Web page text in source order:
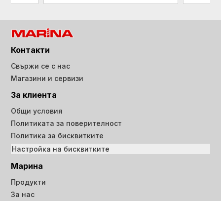
Контакти
Свържи се с нас
Магазини и сервизи
За клиента
Общи условия
Политиката за поверителност
Политика за бисквитките
Настройка на бисквитките
Марина
Продукти
За нас